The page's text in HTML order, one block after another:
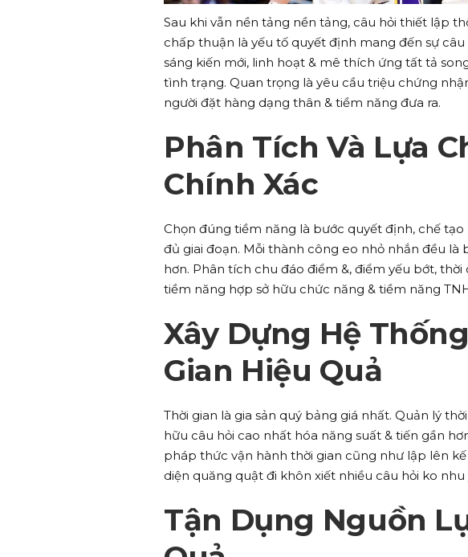
Sau khi vẫn nền tảng nền tảng, câu hỏi thiết lập
chấp thuận là yếu tố quyết định mang đến sự câu
sáng kiến mới, linh hoạt & mê thích ứng tất tả
tình trạng. Quan trọng là yêu cầu triệu chứng
người đặt hàng dạng thân & tiềm năng đưa ra.
Phân Tích Và Lựa
Chính Xác
Chọn đúng tiềm năng là bước quyết định, chế
đủ giai đoạn. Mỗi thành công eo nhỏ nhắn đều
hơn. Phân tích chu đáo điểm &, điểm yếu bớt,
tiềm năng hợp sở hữu chức năng & tiềm năng
Xây Dựng Hệ
Gian Hiệu Quả
Thời gian là gia sản quý bảng giá nhất. Quản lý
hữu câu hỏi cao nhất hóa năng suất & tiến gần
pháp thức vận hành thời gian cũng như lập lên
diện quăng quật đi khôn xiết nhiều câu hỏi ko
Tận Dụng Nguồn